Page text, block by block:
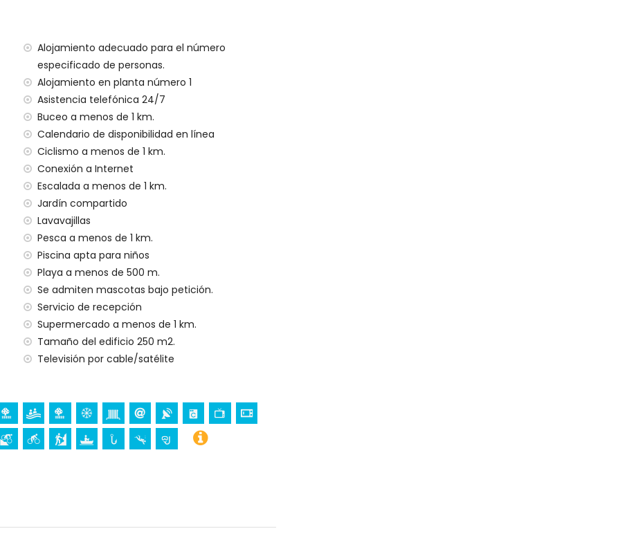
metros del apartamento)
(a menos de 500 metros del apartamento)
de 500 metros del apartamento)
de 1000 metros del apartamento)
3 kilómetros del apartamento)
de 100 kilómetros del apartamento)
(> 100 kilómetros)
con niños
del alquiler del apartamento
24 horas
vacaciones en Jávea, Costa Blanca
Jávea) (a menos de 1000 metros de la casa)
de Loreto, Puerto, Jávea), ruina (Molinos de
Jávea), edificio arquitectónico (Pueblo de Jávea,
Alojamiento adecuado para el número
especificado de personas.
Alojamiento en planta número 1
Asistencia telefónica 24/7
Buceo a menos de 1 km.
Calendario de disponibilidad en línea
Ciclismo a menos de 1 km.
Conexión a Internet
Escalada a menos de 1 km.
Jardín compartido
Lavavajillas
Pesca a menos de 1 km.
Piscina apta para niños
Playa a menos de 500 m.
Se admiten mascotas bajo petición.
Servicio de recepción
Supermercado a menos de 1 km.
Tamaño del edificio 250 m2.
Televisión por cable/satélite